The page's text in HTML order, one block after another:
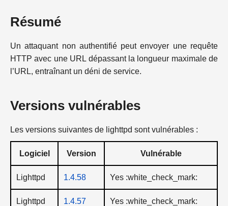
Résumé
Un attaquant non authentifié peut envoyer une requête
HTTP avec une URL dépassant la longueur maximale de
l’URL, entraînant un déni de service.
Versions vulnérables
Les versions suivantes de lighttpd sont vulnérables :
Logiciel Version Vulnérable
Lighttpd 1.4.58 Yes :white_check_mark:
Lighttpd 1.4.57 Yes :white_check_mark: